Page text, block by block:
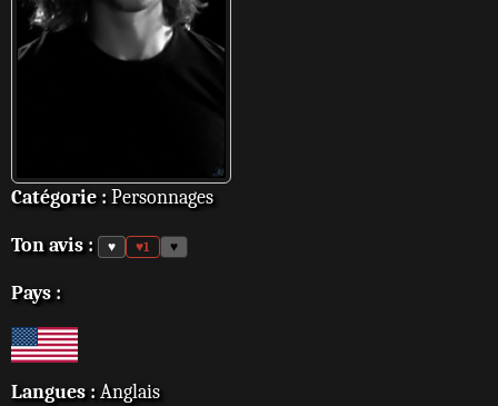
Catégorie : Personnages
Ton avis : ♥ ♥1 ♥
Pays :
Langues : Anglais